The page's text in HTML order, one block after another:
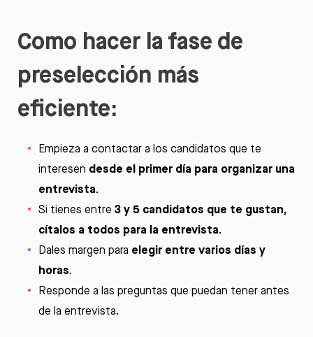
Como hacer la fase de
preselección más
eficiente:
Empieza a contactar a los candidatos que te
interesen desde el primer día para organizar una
entrevista.
Si tienes entre 3 y 5 candidatos que te gustan,
cítalos a todos para la entrevista.
Dales margen para elegir entre varios días y
horas.
Responde a las preguntas que puedan tener antes
de la entrevista.